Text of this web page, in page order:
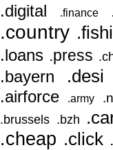
.digital .finance
.country
.loans .press
.bayern .desi
.airforce .army
.brussels .bzh
.cheap .click